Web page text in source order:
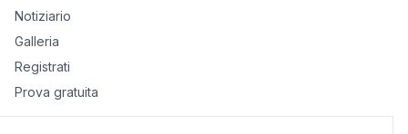
Notiziario
Galleria
Registrati
Prova gratuita